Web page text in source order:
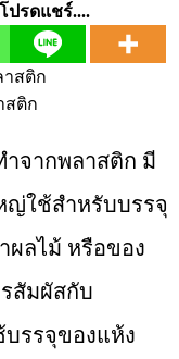
ปรดแชร์....
สติก
จากพลาสติก มี
ใช้สำหรับบรรจุ
ลไม้ หรือของ
สัมผัสกับ
รรจุของแห้ง